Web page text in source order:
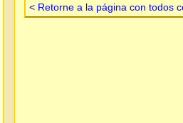
< Retorne a la página con todos